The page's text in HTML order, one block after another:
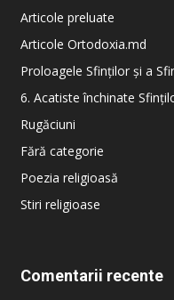
Articole preluate
Articole Ortodoxia.md
Proloagele Sfinților și a
6. Acatiste închinate
Rugăciuni
Fără categorie
Poezia religioasă
Stiri religioase
Comentarii recente